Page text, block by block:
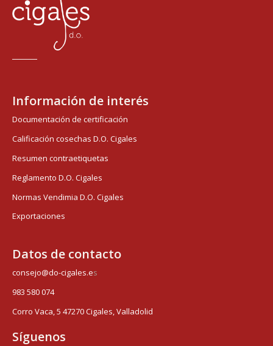
Información de interés
Documentación de certificación
Calificación cosechas D.O. Cigales
Resumen contraetiquetas
Reglamento D.O. Cigales
Normas Vendimia D.O. Cigales
Exportaciones
Datos de contacto
consejo@do-cigales.es
983 580 074
Corro Vaca, 5 47270 Cigales, Valladolid
Síguenos